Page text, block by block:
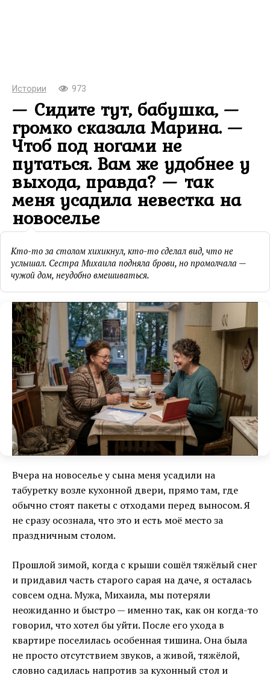
Истории 973
— Сидите тут, бабушка, —
громко сказала Марина. —
Чтоб под ногами не
путаться. Вам же удобнее у
выхода, правда? — так
меня усадила невестка на
новоселье
Кто-то за столом хихикнул, кто-то сделал вид, что не
услышал. Сестра Михаила подняла брови, но промолчала —
чужой дом, неудобно вмешиваться.
Вчера на новоселье у сына меня усадили на
табуретку возле кухонной двери, прямо там, где
обычно стоят пакеты с отходами перед выносом. Я
не сразу осознала, что это и есть моё место за
праздничным столом.
Прошлой зимой, когда с крыши сошёл тяжёлый снег
и придавил часть старого сарая на даче, я осталась
совсем одна. Мужа, Михаила, мы потеряли
неожиданно и быстро — именно так, как он когда-то
говорил, что хотел бы уйти. После его ухода в
квартире поселилась особенная тишина. Она была
не просто отсутствием звуков, а живой, тяжёлой,
словно садилась напротив за кухонный стол и